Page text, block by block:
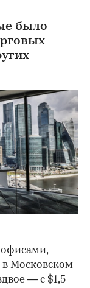
было
Московском
— с $1,5